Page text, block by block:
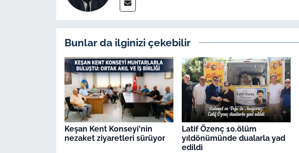
Bunlar da ilginizi çekebilir
Keşan Kent Konseyi'nin
nezaket ziyaretleri sürüyor
Latif Özenç 10.ölüm
yıldönümünde dualarla yad
edildi
Gündem-Eğitim